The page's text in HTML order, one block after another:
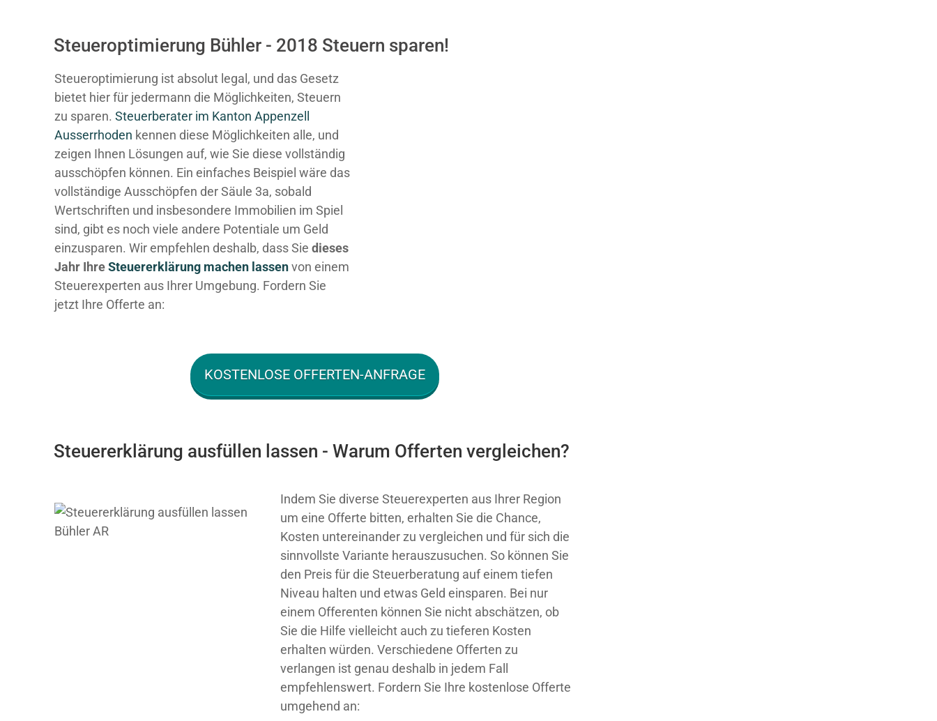
Steueroptimierung Bühler - 2018 Steuern sparen!
Steueroptimierung ist absolut legal, und das Gesetz
bietet hier für jedermann die Möglichkeiten, Steuern
zu sparen. Steuerberater im K anton Appenzell
Ausserrhoden kennen diese Möglichkeiten alle, und
zeigen Ihnen Lösungen auf, wie Sie diese vollständig
ausschöpfen können. Ein einfaches Beispiel wäre das
vollständige Ausschöpfen der Säule 3a, sobald
Wertschriften und insbesondere Immobilien im Spiel
sind, gibt es noch viele andere Potentiale um Geld
einzusparen. Wir empfehlen deshalb, dass Sie dieses
Jahr IhreSteuererklärung machen lassenvon einem
Steuerexperten aus Ihrer Umgebung. Fordern Sie
jetzt Ihre Offerte an:
KOSTENLOSE OFFERTEN-ANFRAGE
Steuererklärung ausfüllen lassen - Warum Offerten vergleichen?
Indem Sie diverse Steuerexperten aus Ihrer Region
um eine Offerte bitten, erhalten Sie die Chance,
Kosten untereinander zu vergleichen und für sich die
sinnvollste Variante herauszusuchen. So können Sie
den Preis für die Steuerberatung auf einem tiefen
Niveau halten und etwas Geld einsparen. Bei nur
einem Offerenten können Sie nicht abschätzen, ob
Sie die Hilfe vielleicht auch zu tieferen Kosten
erhalten würden. Verschiedene Offerten zu
verlangen ist genau deshalb in jedem Fall
empfehlenswert. Fordern Sie Ihre kostenlose Offerte
umgehend an: